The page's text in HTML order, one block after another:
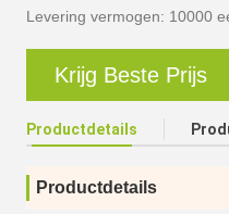
Levering vermogen: 10000
Krijg Beste Prijs
Productdetails
Productdetails